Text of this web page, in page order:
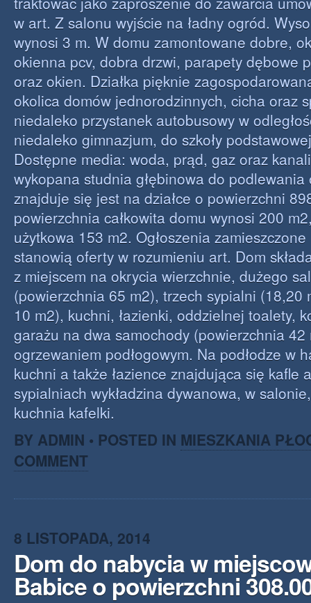
w art. Z salonu wyjście na ładny ogród.
wynosi 3 m. W domu zamontowane dobre,
okienna pcv, dobra drzwi, parapety dębowe
oraz okien. Działka pięknie
okolica domów jednorodzinnych, cicha oraz
niedaleko przystanek autobusowy w
niedaleko gimnazjum, do szkoły
Dostępne media: woda, prąd, gaz oraz
wykopana studnia głębinowa do
znajduje się jest na działce o powierzchni
powierzchnia całkowita domu wynosi 200
użytkowa 153 m2. Ogłoszenia
stanowią oferty w rozumieniu art. Dom
z miejscem na okrycia wierzchnie, dużego
(powierzchnia 65 m2), trzech sypialni (18,20
10 m2), kuchni, łazienki, oddzielnej toalety,
garażu na dwa samochody (powierzchnia 42
ogrzewaniem podłogowym. Na podłodze w
kuchni a także łazience znajdująca się kafle
sypialniach wykładzina dywanowa, w
kuchnia kafelki.
BY ADMIN • POSTED IN MIESZKANIA
COMMENT
8 LISTOPADA, 2014
Dom do nabycia w
Babice o powierzchni